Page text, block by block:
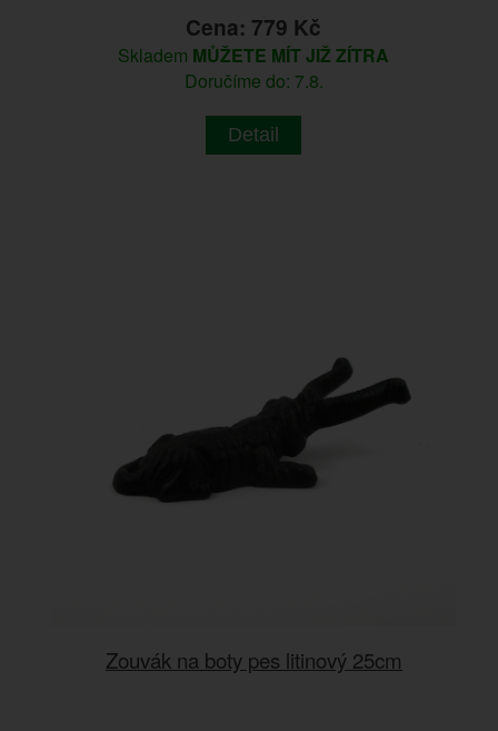
Cena: 779 Kč
Skladem MŮŽETE MÍT JIŽ ZÍTRA
Doručíme do: 7.8.
Detail
Zouvák na boty pes litinový 25cm